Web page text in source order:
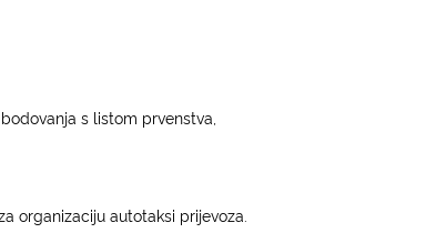
s listom prvenstva,
organizaciju autotaksi prijevoza.